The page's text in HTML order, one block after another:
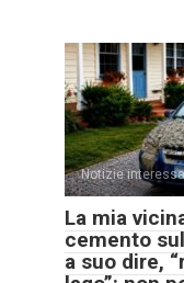
Notizie
La mia
cemento
a suo dire,